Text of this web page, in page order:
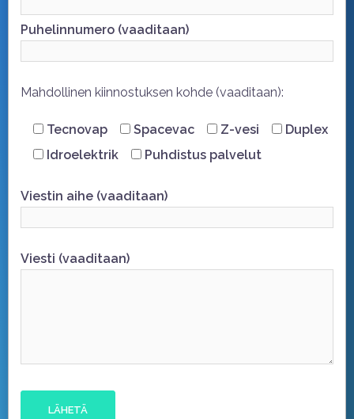
Puhelinnumero (vaaditaan)
Mahdollinen kiinnostuksen kohde (vaaditaan):
Tecnovap Spacevac Z-vesi
Duplex
Idroelektrik
Puhdistus palvelut
Viestin aihe (vaaditaan)
Viesti (vaaditaan)